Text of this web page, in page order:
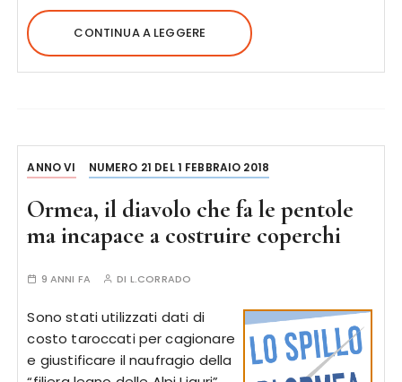
CONTINUA A LEGGERE
ANNO VI NUMERO 21 DEL 1 FEBBRAIO 2018
Ormea, il diavolo che fa le pentole
ma incapace a costruire coperchi
9 ANNI FA DI L.CORRADO
Sono stati utilizzati dati di
costo taroccati per cagionare
e giustificare il naufragio della